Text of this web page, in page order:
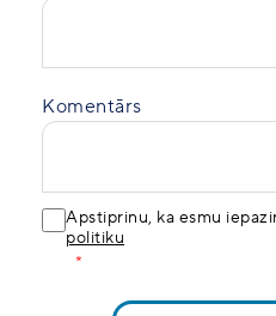
Komentārs
Apstiprinu, ka esmu
politiku